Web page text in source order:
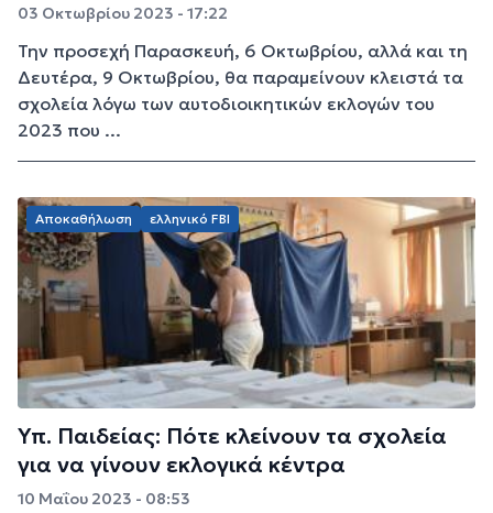
03 Οκτωβρίου 2023 - 17:22
Την προσεχή Παρασκευή, 6 Οκτωβρίου, αλλά και τη
Δευτέρα, 9 Οκτωβρίου, θα παραμείνουν κλειστά τα
σχολεία λόγω των αυτοδιοικητικών εκλογών του
2023 που ...
Αποκαθήλωση ελληνικό FBI
Υπ. Παιδείας: Πότε κλείνουν τα σχολεία
για να γίνουν εκλογικά κέντρα
10 Μαΐου 2023 - 08:53